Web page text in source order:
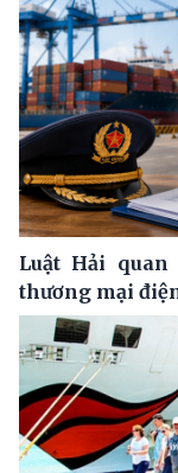
Luật Hải
thương mại